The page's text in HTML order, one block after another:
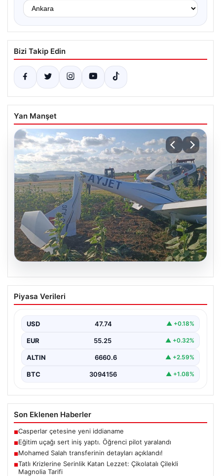
Bizi Takip Edin
Yan Manşet
Eğitim uçağı sert iniş yaptı. Öğrenci
pilot yaralandı
Piyasa Verileri
USD 47.74 ▲ +0.18%
EUR 55.25 ▲ +0.32%
ALTIN 6660.6 ▲ +2.59%
BTC 3094156 ▲ +1.08%
Son Eklenen Haberler
■Casperlar çetesine yeni iddianame
■Eğitim uçağı sert iniş yaptı. Öğrenci pilot yaralandı
■Mohamed Salah transferinin detayları açıklandı!
■Tatlı Krizlerine Serinlik Katan Lezzet: Çikolatalı Çilekli
Magnolia Tarifi